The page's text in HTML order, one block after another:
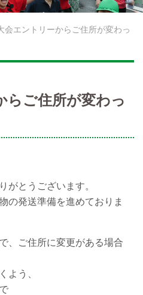
会エントリーからご住所が変わっ
らご住所が変わっ
がとうございます。
の発送準備を進めておりま
、ご住所に変更がある場合
よう、